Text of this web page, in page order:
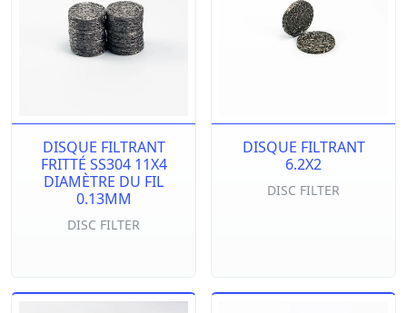
DISQUE FILTRANT
FRITTÉ SS304 11X4
DIAMÈTRE DU FIL
0.13MM
DISC FILTER
DISQUE FILTRANT
6.2X2
DISC FILTER